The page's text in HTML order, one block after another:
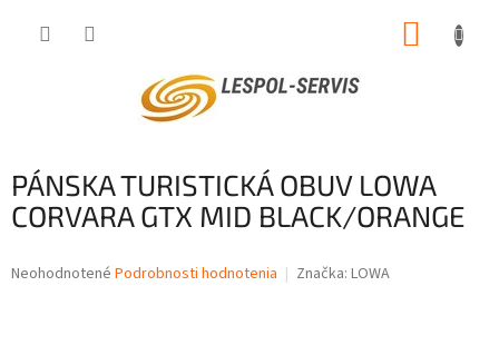
PÁNSKA TURISTICKÁ OBUV LOWA
CORVARA GTX MID BLACK/ORANGE
Priemerné
Neohodnotené Podrobnosti hodnotenia Značka: LOWA